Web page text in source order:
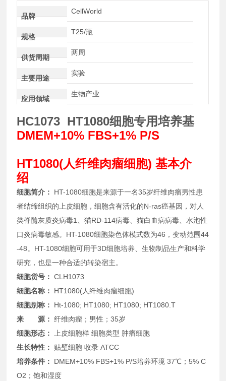
品牌
CellWorld
规格
T25/瓶
供货周期
两周
主要用途
实验
应用领域
生物产业
HC1073 HT1080细胞专用培养基
DMEM+10% FBS+1% P/S
HT1080(人纤维肉瘤细胞) 基本介
绍
细胞简介：
HT-1080细胞是来源于一名35岁纤维肉瘤男性患
者结缔组织的上皮细胞，细胞含有活化的N-ras癌基因，对人
类脊髓灰质炎病毒1、猫RD-114病毒、猫白血病病毒、水泡性
口炎病毒敏感。HT-1080细胞染色体模式数为46，变动范围44
-48。HT-1080细胞可用于3D细胞培养、生物制品生产和科学
研究，也是一种合适的转染宿主。
细胞货号： CLH1073
细胞名称： HT1080(人纤维肉瘤细胞)
细胞别称：
Ht-1080; HT1080; HT1080; HT1080.T
来 源：纤维肉瘤；男性；35岁
细胞形态：
上皮细胞样 细胞类型 肿瘤细胞
生长特性：
贴壁细胞 收录 ATCC
培养条件： DMEM+10% FBS+1% P/S培养环境 37℃；5% C
O2；饱和湿度